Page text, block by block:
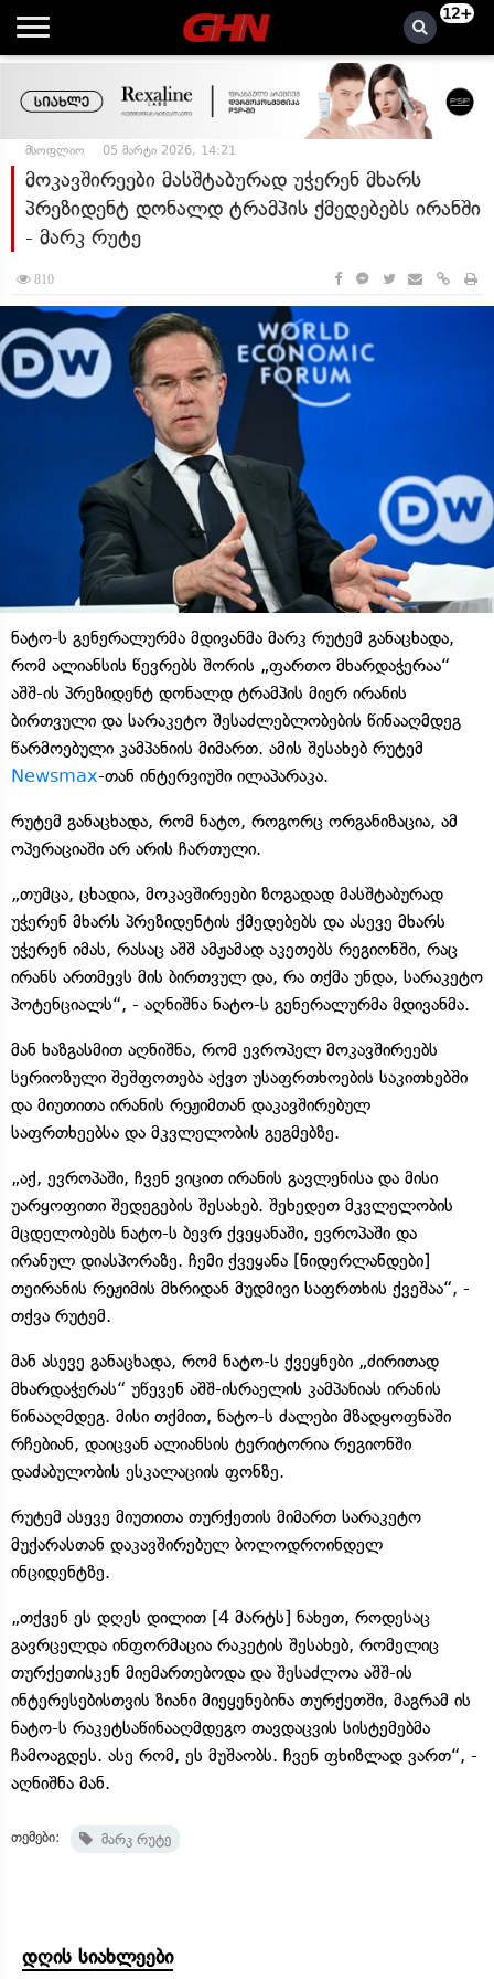
12+
მსოფლიო 05 მარტი 2026, 14:21
მოკავშირეები მასშტაბურად უჭერენ მხარს
პრეზიდენტ დონალდ ტრამპის ქმედებებს ირანში
- მარკ რუტე
810
ნატო-ს გენერალურმა მდივანმა მარკ რუტემ განაცხადა,
რომ ალიანსის წევრებს შორის „ფართო მხარდაჭერაა“
აშშ-ის პრეზიდენტ დონალდ ტრამპის მიერ ირანის
ბირთვული და სარაკეტო შესაძლებლობების წინააღმდეგ
წარმოებული კამპანიის მიმართ. ამის შესახებ რუტემ
Newsmax-თან ინტერვიუში ილაპარაკა.
რუტემ განაცხადა, რომ ნატო, როგორც ორგანიზაცია, ამ
ოპერაციაში არ არის ჩართული.
„თუმცა, ცხადია, მოკავშირეები ზოგადად მასშტაბურად
უჭერენ მხარს პრეზიდენტის ქმედებებს და ასევე მხარს
უჭერენ იმას, რასაც აშშ ამჟამად აკეთებს რეგიონში, რაც
ირანს ართმევს მის ბირთვულ და, რა თქმა უნდა, სარაკეტო
პოტენციალს“, - აღნიშნა ნატო-ს გენერალურმა მდივანმა.
მან ხაზგასმით აღნიშნა, რომ ევროპელ მოკავშირეებს
სერიოზული შეშფოთება აქვთ უსაფრთხოების საკითხებში
და მიუთითა ირანის რეჟიმთან დაკავშირებულ
საფრთხეებსა და მკვლელობის გეგმებზე.
„აქ, ევროპაში, ჩვენ ვიცით ირანის გავლენისა და მისი
უარყოფითი შედეგების შესახებ. შეხედეთ მკვლელობის
მცდელობებს ნატო-ს ბევრ ქვეყანაში, ევროპაში და
ირანულ დიასპორაზე. ჩემი ქვეყანა [ნიდერლანდები]
თეირანის რეჟიმის მხრიდან მუდმივი საფრთხის ქვეშაა“, -
თქვა რუტემ.
მან ასევე განაცხადა, რომ ნატო-ს ქვეყნები „ძირითად
მხარდაჭერას“ უწევენ აშშ-ისრაელის კამპანიას ირანის
წინააღმდეგ. მისი თქმით, ნატო-ს ძალები მზადყოფნაში
რჩებიან, დაიცვან ალიანსის ტერიტორია რეგიონში
დაძაბულობის ესკალაციის ფონზე.
რუტემ ასევე მიუთითა თურქეთის მიმართ სარაკეტო
მუქარასთან დაკავშირებულ ბოლოდროინდელ
ინციდენტზე.
„თქვენ ეს დღეს დილით [4 მარტს] ნახეთ, როდესაც
გავრცელდა ინფორმაცია რაკეტის შესახებ, რომელიც
თურქეთისკენ მიემართებოდა და შესაძლოა აშშ-ის
ინტერესებისთვის ზიანი მიეყენებინა თურქეთში, მაგრამ ის
ნატო-ს რაკეტსაწინააღმდეგო თავდაცვის სისტემებმა
ჩამოაგდეს. ასე რომ, ეს მუშაობს. ჩვენ ფხიზლად ვართ“, -
აღნიშნა მან.
თემები: მარკ რუტე
დღის სიახლეები